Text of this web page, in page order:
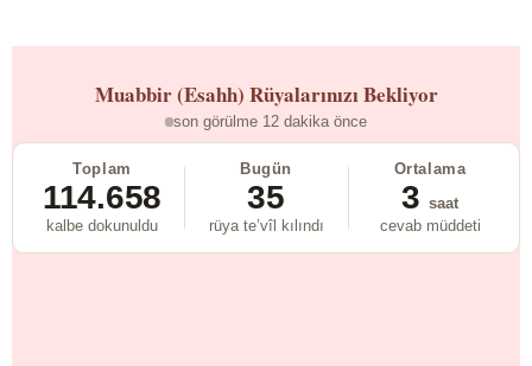
Muabbir (Esahh) Rüyalarınızı Bekliyor
son görülme 12 dakika önce
Toplam
114.658
kalbe dokunuldu
Bugün
35
rüya te’vîl kılındı
Ortalama
3 saat
cevab müddeti